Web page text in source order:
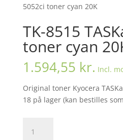
5052ci toner cyan 20K
TK-8515
toner cyan
1.594,55 kr. Incl.
Original toner Kyocera
18 på lager (kan bestilles
8515